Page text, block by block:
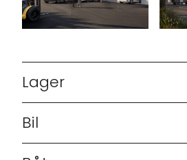
Lager
Bil